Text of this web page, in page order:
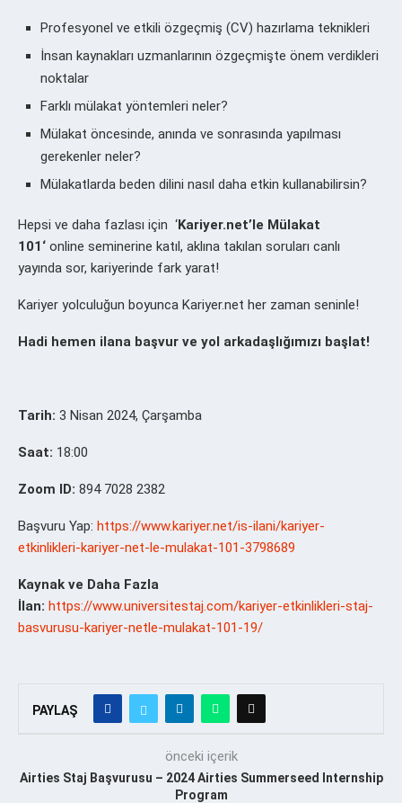
Profesyonel ve etkili özgeçmiş (CV) hazırlama teknikleri
İnsan kaynakları uzmanlarının özgeçmişte önem verdikleri
noktalar
Farklı mülakat yöntemleri neler?
Mülakat öncesinde, anında ve sonrasında yapılması
gerekenler neler?
Mülakatlarda beden dilini nasıl daha etkin kullanabilirsin?
Hepsi ve daha fazlası için ‘Kariyer.net’le Mülakat
101 ‘ online seminerine katıl, aklına takılan soruları canlı
yayında sor, kariyerinde fark yarat!
Kariyer yolculuğun boyunca Kariyer.net her zaman seninle!
Hadi hemen ilana başvur ve yol arkadaşlığımızı başlat!
Tarih: 3 Nisan 2024, Çarşamba
Saat: 18:00
Zoom ID: 894 7028 2382
Başvuru Yap: https://www.kariyer.net/is-ilani/kariyer-
etkinlikleri-kariyer-net-le-mulakat-101-3798689
Kaynak ve Daha Fazla
İlan: https://www.universitestaj.com/kariyer-etkinlikleri-staj-
basvurusu-kariyer-netle-mulakat-101-19/
PAYLAŞ
önceki içerik
Airties Staj Başvurusu – 2024 Airties Summerseed Internship
Program